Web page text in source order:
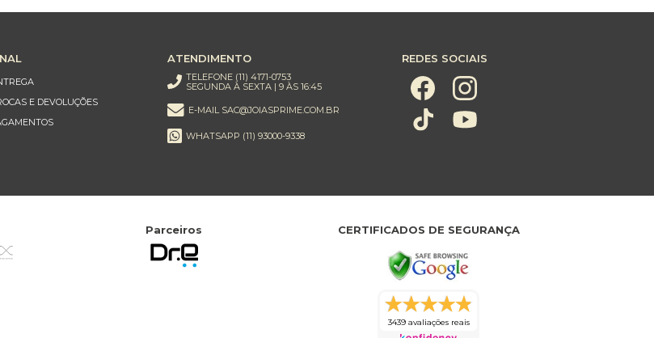
E DEVOLUÇÕES
ATENDIMENTO
TELEFONE (11) 4171-0753
SEGUNDA À SEXTA | 9 ÀS 16:45
E-MAIL SAC@JOIASPRIME.COM.BR
WHATSAPP (11) 93000-9338
REDES SOCIAIS
Parceiros CERTIFICADOS DE SEGURANÇA
3439 avaliações reais